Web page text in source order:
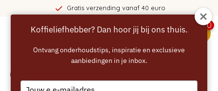
Gratis verzending vanaf 40 euro
0
Home
Koffieliefhebber? Dan hoor jij bij ons thuis.
Ontvang onderhoudstips, inspiratie en exclusieve
aanbiedingen in je inbox.
Type